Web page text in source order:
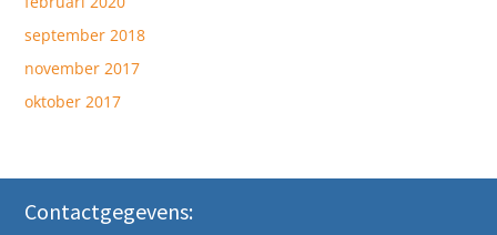
september 2018
november 2017
oktober 2017
Contactgegevens: